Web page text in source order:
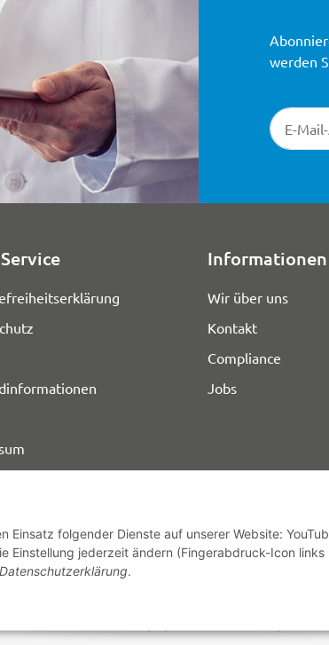
Einsatz folgender Dienste auf unserer Website:
Einstellung jederzeit ändern (Fingerabdruck-Icon links
Datenschutzerklärung.
werden
Informationen
Wir über uns
Kontakt
Compliance
Jobs